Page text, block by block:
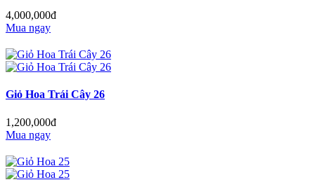
4,000,000đ
Mua ngay
Giỏ Hoa Trái Cây 26
1,200,000đ
Mua ngay